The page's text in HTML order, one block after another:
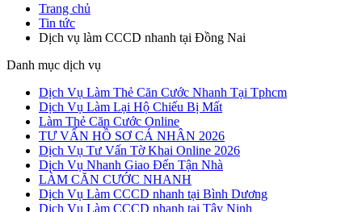
Trang chủ
Tin tức
Dịch vụ làm CCCD nhanh tại Đồng Nai
Danh mục dịch vụ
Dịch Vụ Làm Thẻ Căn Cước Nhanh Tại Tphcm
Dịch Vụ Làm Lại Hộ Chiếu Bị Mất
Làm Thẻ Căn Cước Online
TƯ VẤN HỒ SƠ CÁ NHÂN 2026
Dịch Vụ Tư Vấn Tờ Khai Online 2026
Dịch Vụ Nhanh Giao Đến Tận Nhà
LÀM CĂN CƯỚC NHANH
Dịch Vụ Làm CCCD nhanh tại Bình Dương
Dịch Vụ Làm CCCD nhanh tại Tây Ninh